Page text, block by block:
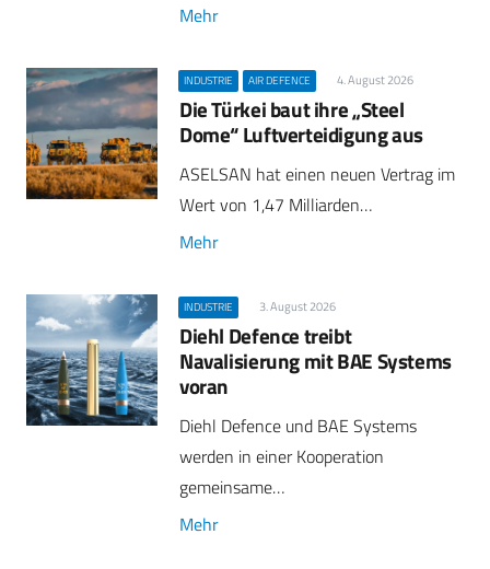
Mehr
INDUSTRIE AIR DEFENCE 4. August 2026
Die Türkei baut ihre „Steel
Dome“ Luftverteidigung aus
ASELSAN hat einen neuen Vertrag im
Wert von 1,47 Milliarden…
Mehr
INDUSTRIE 3. August 2026
Diehl Defence treibt
Navalisierung mit BAE Systems
voran
Diehl Defence und BAE Systems
werden in einer Kooperation
gemeinsame…
Mehr